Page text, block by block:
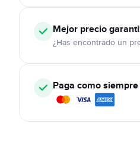
Mejor precio
¿Has encontrado un
Paga como